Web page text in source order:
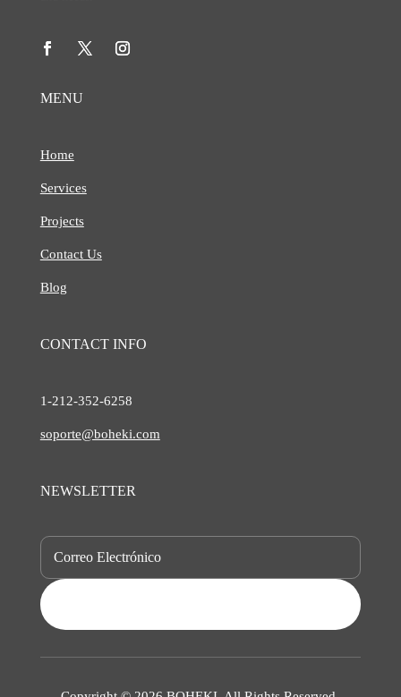
MENU
Home
Services
Projects
Contact Us
Blog
CONTACT INFO
1-212-352-6258
soporte@boheki.com
NEWSLETTER